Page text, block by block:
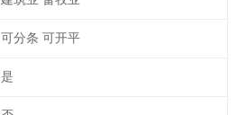
可分条 可开平
是